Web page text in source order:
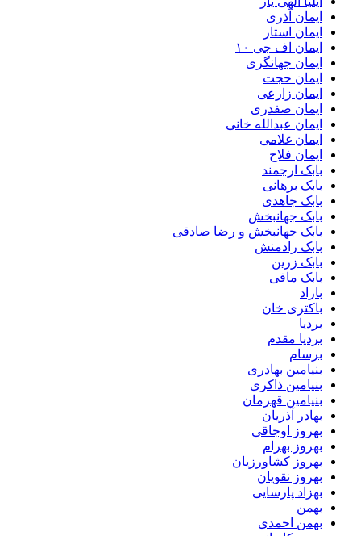
ایمان آذری
ایمان استار
ایمان اف جی ۱۰
ایمان جهانگری
ایمان حجت
ایمان زارعی
ایمان صفدری
ایمان عبدالله خانی
ایمان غلامی
ایمان فلاح
بابک ارجمند
بابک برهانی
بابک جاهدی
بابک جهانبخش
بابک جهانبخش و رضا صادقی
بابک رادمنش
بابک زرین
بابک مافی
باراد
باکتری خان
بردیا
بردیا مقدم
برسام
بنیامین بهادری
بنیامین ذاکری
بنیامین قهرمان
بهادر آذریان
بهروز اوجاقی
بهروز بهرام
بهروز کشاورزیان
بهروز نقویان
بهزاد پارسایی
بهمن
بهمن احمدی